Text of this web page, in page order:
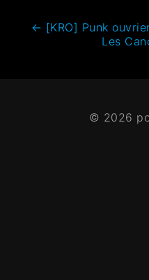
← [KRO] Punk
Les
© 2026